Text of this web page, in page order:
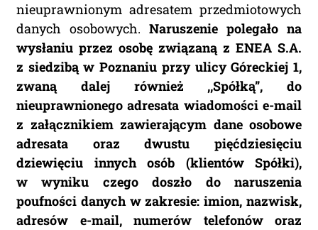
nieuprawnionym adresatem przedmiotowych
danych osobowych. Naruszenie polegało na
wysłaniu przez osobę związaną z ENEA S.A.
z siedzibą w Poznaniu przy ulicy Góreckiej 1,
zwaną dalej również ,,Spółką”, do
nieuprawnionego adresata wiadomości e-mail
z załącznikiem zawierającym dane osobowe
adresata oraz dwustu pięćdziesięciu
dziewięciu innych osób (klientów Spółki),
w wyniku czego doszło do naruszenia
poufności danych w zakresie: imion, nazwisk,
adresów e-mail, numerów telefonów oraz